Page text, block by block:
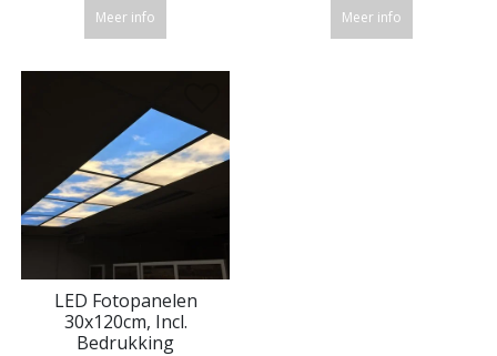
Meer info Meer info
LED Fotopanelen
30x120cm, Incl.
Bedrukking